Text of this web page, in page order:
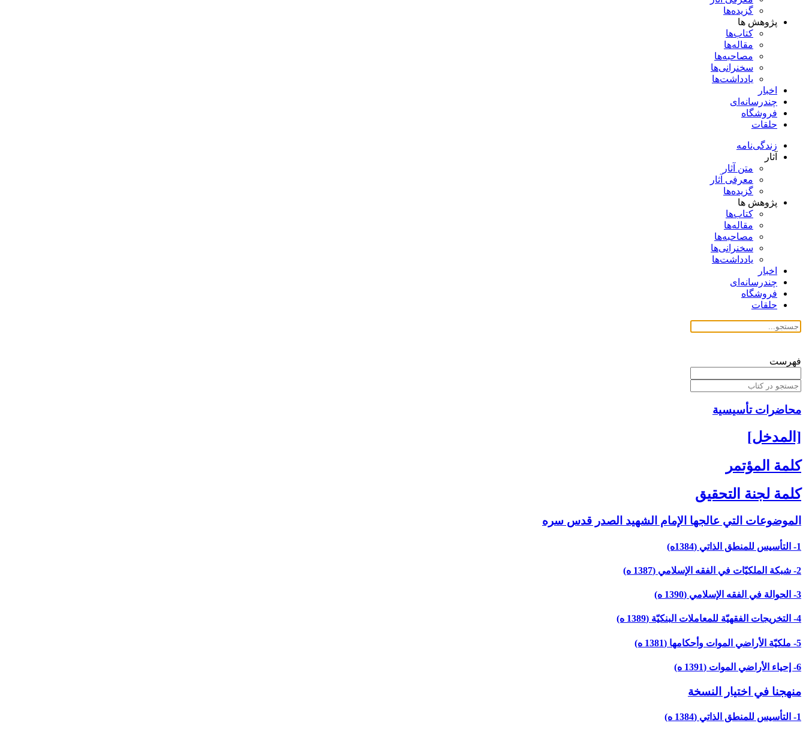
گزیده‌ها
پژوهش ها
کتاب‌ها
مقاله‌ها
مصاحبه‌ها
سخنرانی‌ها
یادداشت‌ها
اخبار
چندرسانه‌ای
فروشگاه
حلقات
زندگی‌نامه
آثار
متن آثار
معرفی آثار
گزیده‌ها
پژوهش ها
کتاب‌ها
مقاله‌ها
مصاحبه‌ها
سخنرانی‌ها
یادداشت‌ها
اخبار
چندرسانه‌ای
فروشگاه
حلقات
فهرست
محاضرات تأسیسیة
[المدخل‏]
كلمة المؤتمر
كلمة لجنة التحقيق
الموضوعات التي عالجها الإمام الشهيد الصدر قدس سره‏
1- التأسيس للمنطق الذاتي (1384ه)
2- شبكة الملكيّات في الفقه الإسلامي (1387 ه)
3- الحوالة في الفقه الإسلامي (1390 ه)
4- التخريجات الفقهيّة للمعاملات البنكيّة (1389 ه)
5- ملكيّة الأراضي الموات وأحكامها (1381 ه)
6- إحياء الأراضي الموات (1391 ه)
منهجنا في اختيار النسخة
1- التأسيس للمنطق الذاتي (1384 ه)